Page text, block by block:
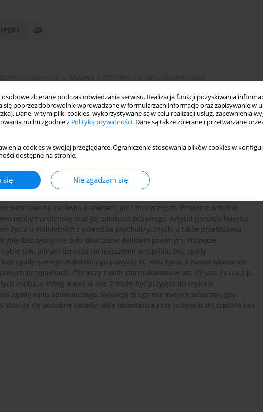
zbierane podczas odwiedzania serwisu. Realizacja funkcji pozyskiwania
się poprzez dobrowolnie wprowadzone w formularzach informacje oraz zapisywanie w
Dane, w tym pliki cookies, wykorzystywane są w celu realizacji usług, zapewnienia
ruchu zgodnie z Polityką prywatności. Dane są także zbierane i przetwarzane
cookies w swojej przeglądarce. Ograniczenie stosowania plików cookies w
dostępne na stronie.
się Nie zgadzam się
(PDF)
Ustawa o ochronie zdrowia psychicznego
osób małoletnich systematycznie wzrasta w naszym kraju, a także w
służbą zdrowia, a szczególnie przyjęcie takiej osoby w trybie pilnym
kontrowersji zarówno prawnych, jak i medycznych. Przyjęcie w trybie
osoby małoletniej oraz jej opiekuna prawnego. Artykuł porusza kwestie
życia u małoletnich z powodów psychiatrycznych, a także przedstawia
bez zgody nie było obarczone deliktem prawnym. Przyjęcie
tzw. pilnym oznacza umieszczenie w szpitalu bez zgody
zgody samego małoletniego powyżej 16 roku życia, a nawet wbrew ich
przypadkach. Pierwszy z nich sformułowano w art. 22 ust. 2a u.o.z.p.
osoba, o której mowa w ust. 2 może być przyjęta do szpitala
zgody sądu opiekuńczego. Sytuacja druga ma miejsce wówczas, gdy
stosuje się podobne zasady, jakie obowiązują przy przyjęciu do szpitala bez